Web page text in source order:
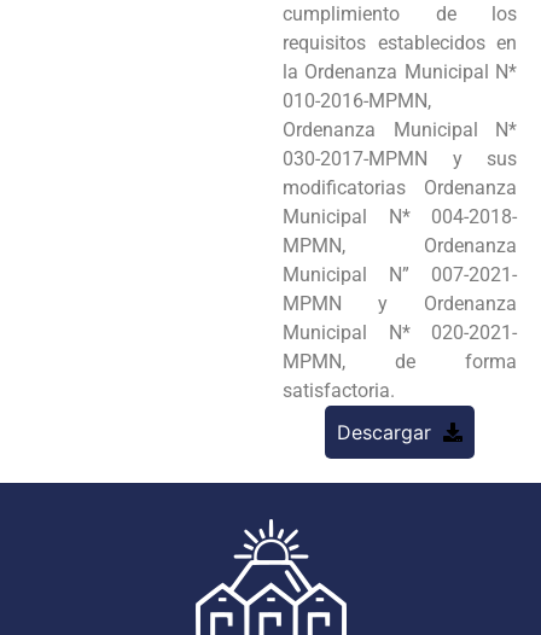
cumplimiento de los
requisitos establecidos en
la Ordenanza Municipal N*
010-2016-MPMN,
Ordenanza Municipal N*
030-2017-MPMN y sus
modificatorias Ordenanza
Municipal N* 004-2018-
MPMN, Ordenanza
Municipal N” 007-2021-
MPMN y Ordenanza
Municipal N* 020-2021-
MPMN, de forma
satisfactoria.
Descargar